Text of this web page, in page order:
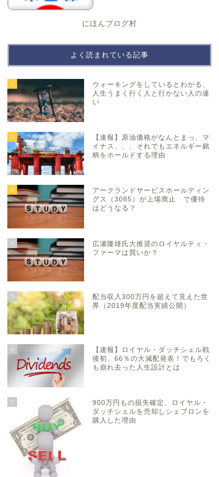
にほんブログ村
よく読まれている記事
1
ウォーキングをしているとわかる、
人生うまく行く人と行かない人の違
い
2
【速報】原油価格がなんとまっ、マ
イナス、、、それでもエネルギー銘
柄をホールドする理由
3
アークランドサービスホールディン
グス（3085）が上場廃止 で優待
はどうなる？
4
広瀬隆雄氏大推奨のロイヤルティ・
ファーマは買いか？
5
配当収入300万円を超えて見えた世
界（2019年度配当実績公開）
6
【速報】ロイヤル・ダッチシェル戦
後初、66％の大減配発表！でもろく
も崩れ去った人生設計とは
7
900万円もの損失確定、ロイヤル・
ダッチシェルを売却しシェブロンを
購入した理由